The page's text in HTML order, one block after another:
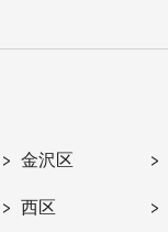
金沢区
西区